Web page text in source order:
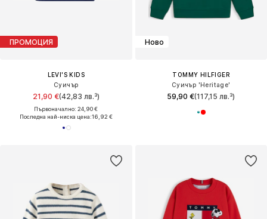
ПРОМОЦИЯ
LEVI'S KIDS
Суичър
21,90 €(42,83 лв.³)
Първоначално: 24,90 €
Последна най-ниска цена:16,92 €
Ново
TOMMY HILFIGER
Суичър 'Heritage'
59,90 €(117,15 лв.³)